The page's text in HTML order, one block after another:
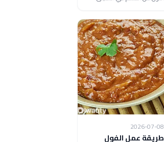
2026-07-08
طريقة عمل الفول